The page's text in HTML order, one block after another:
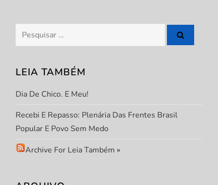
s
Pesquisar
por:
LEIA TAMBÉM
Dia De Chico. E Meu!
Recebi E Repasso: Plenária Das Frentes Brasil
Popular E Povo Sem Medo
Archive For Leia Também »